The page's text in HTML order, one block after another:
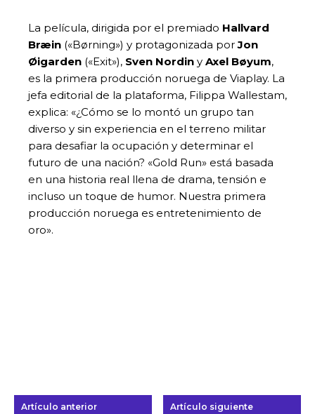
La película, dirigida por el premiado Hallvard
Bræin («Børning») y protagonizada porJon
Øigarden («Exit»), Sven Nordin y Axel Bøyum,
es la primera producción noruega de Viaplay. La
jefa editorial de la plataforma, Filippa Wallestam,
explica: «¿Cómo se lo montó un grupo tan
diverso y sin experiencia en el terreno militar
para desafiar la ocupación y determinar el
futuro de una nación? «Gold Run» está basada
en una historia real llena de drama, tensión e
incluso un toque de humor. Nuestra primera
producción noruega es entretenimiento de
oro».
Artículo anterior Artículo siguiente